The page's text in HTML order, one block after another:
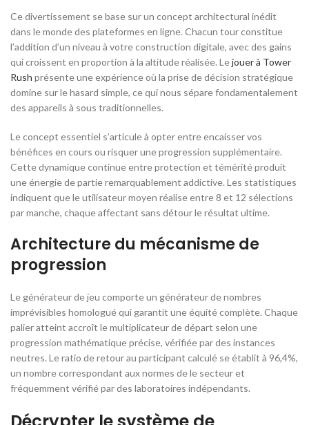
Ce divertissement se base sur un concept architectural inédit
dans le monde des plateformes en ligne. Chacun tour constitue
l’addition d’un niveau à votre construction digitale, avec des gains
qui croissent en proportion à la altitude réalisée. Lejouer à Tower
Rush présente une expérience où la prise de décision stratégique
domine sur le hasard simple, ce qui nous sépare fondamentalement
des appareils à sous traditionnelles.
Le concept essentiel s’articule à opter entre encaisser vos
bénéfices en cours ou risquer une progression supplémentaire.
Cette dynamique continue entre protection et témérité produit
une énergie de partie remarquablement addictive. Les statistiques
indiquent que le utilisateur moyen réalise entre 8 et 12 sélections
par manche, chaque affectant sans détour le résultat ultime.
Architecture du mécanisme de
progression
Le générateur de jeu comporte un générateur de nombres
imprévisibles homologué qui garantit une équité complète. Chaque
palier atteint accroît le multiplicateur de départ selon une
progression mathématique précise, vérifiée par des instances
neutres. Le ratio de retour au participant calculé se établit à 96,4%,
un nombre correspondant aux normes de le secteur et
fréquemment vérifié par des laboratoires indépendants.